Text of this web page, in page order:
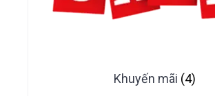
Khuyến mãi (4)